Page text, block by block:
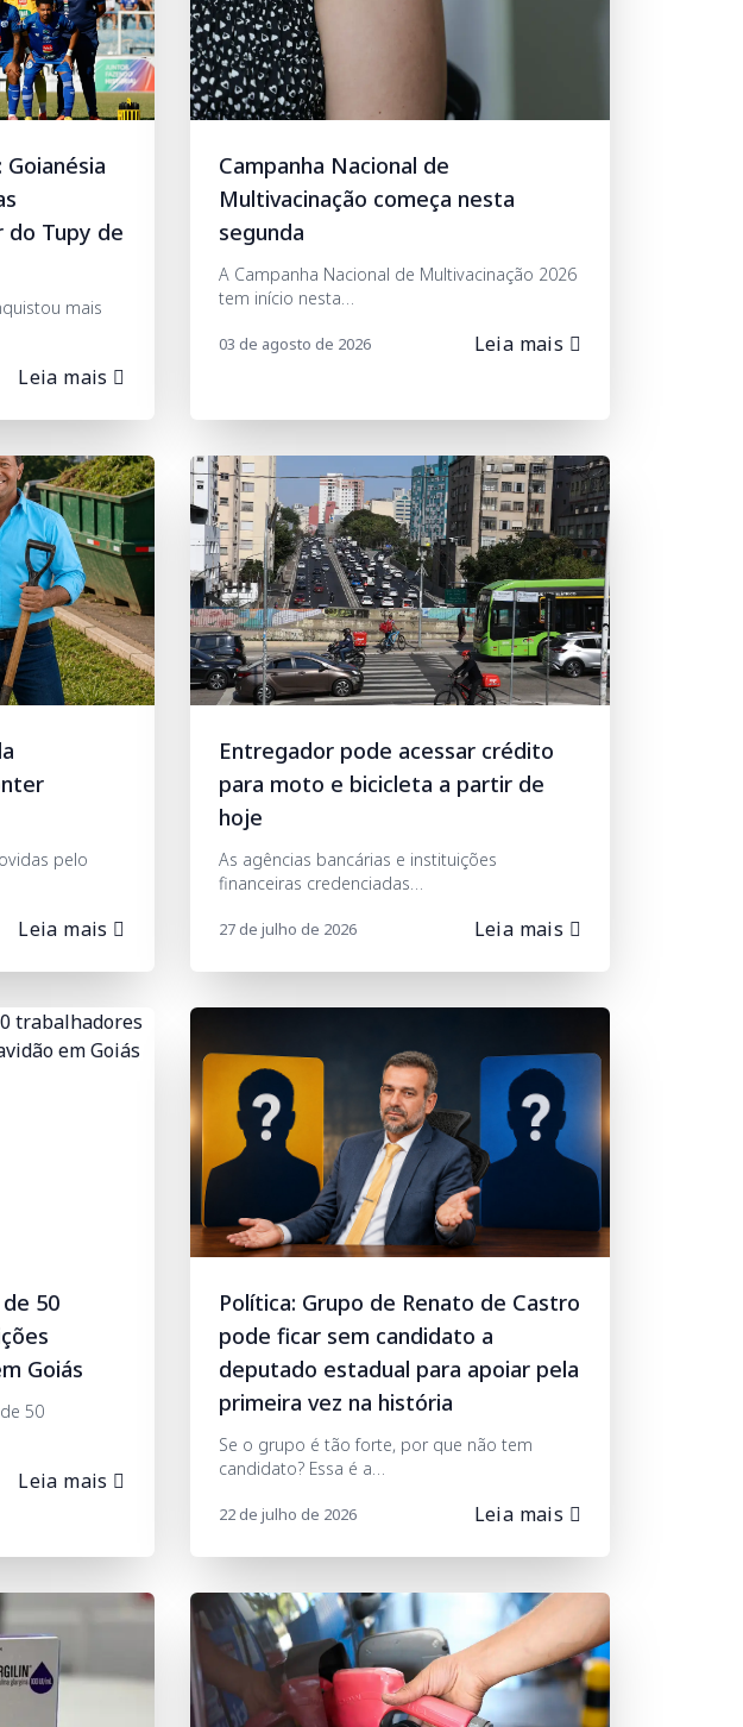
Goianésia
do Tupy de
mais
Leia mais
Campanha Nacional de
Multivacinação começa nesta
segunda
A Campanha Nacional de Multivacinação 2026
tem início nesta…
03 de agosto de 2026 Leia mais
pelo
Leia mais
Entregador pode acessar crédito
para moto e bicicleta a partir de
hoje
As agências bancárias e instituições
financeiras credenciadas…
27 de julho de 2026 Leia mais
50
Goiás
50
Leia mais
Política: Grupo de Renato de Castro
pode ficar sem candidato a
deputado estadual para apoiar pela
primeira vez na história
Se o grupo é tão forte, por que não tem
candidato? Essa é a…
22 de julho de 2026 Leia mais